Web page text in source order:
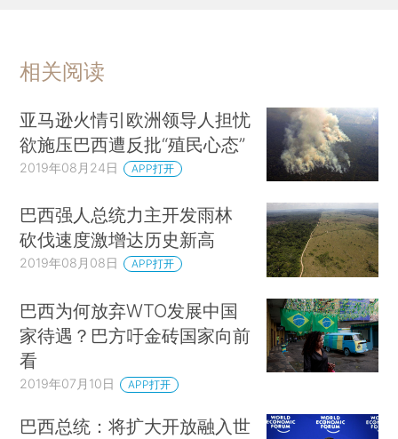
相关阅读
亚马逊火情引欧洲领导人担忧
欲施压巴西遭反批“殖民心态”
2019年08月24日 APP打开
巴西强人总统力主开发雨林
砍伐速度激增达历史新高
2019年08月08日 APP打开
巴西为何放弃WTO发展中国
家待遇？巴方吁金砖国家向前
看
2019年07月10日 APP打开
巴西总统：将扩大开放融入世